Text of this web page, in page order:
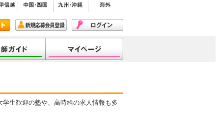
生歓迎の塾や、高時給の求人情報も多